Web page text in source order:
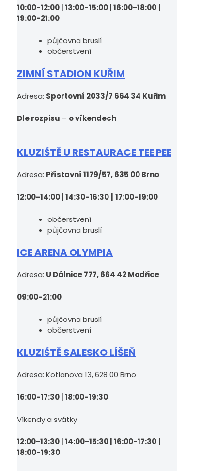
10:00-12:00 | 13:00-15:00 | 16:00-18:00
19:00-21:00
půjčovna bruslí
občerstvení
ZIMNÍ STADION KUŘIM
Adresa: Sportovní 2033/7 664 34 Kuřim
Dle rozpisu – o víkendech
KLUZIŠTĚ U RESTAURACE TEE PEE
Adresa: Přístavní 1179/57, 635 00 Brno
12:00-14:00 | 14:30-16:30 17:00-19:00
občerstvení
půjčovna bruslí
ICE ARENA OLYMPIA
Adresa: U Dálnice 777, 664 42 Modřice
09:00-21:00
půjčovna bruslí
občerstvení
KLUZIŠTĚ SALESKO LÍŠEŇ
Adresa: Kotlanova 13, 628 00 Brno
16:00-17:30 | 18:00-19:30
Víkendy a svátky
12:00-13:30 | 14:00-15:30 | 16:00-17:30
18:00-19:30